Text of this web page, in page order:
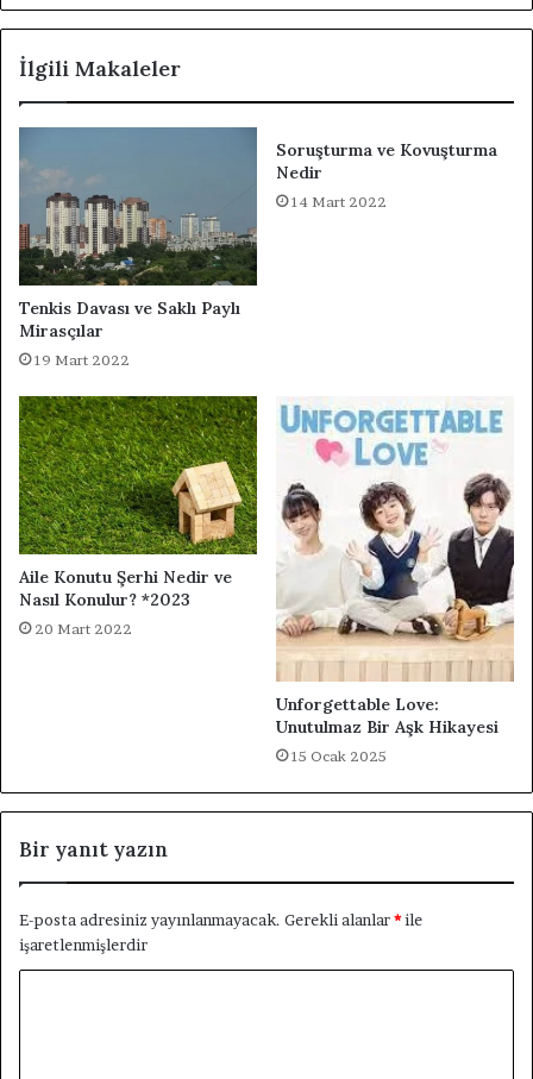
İlgili Makaleler
Tenkis Davası ve Saklı Paylı
Mirasçılar
19 Mart 2022
Soruşturma ve Kovuşturma
Nedir
14 Mart 2022
Aile Konutu Şerhi Nedir ve
Nasıl Konulur? *2023
20 Mart 2022
Unforgettable Love:
Unutulmaz Bir Aşk Hikayesi
15 Ocak 2025
Bir yanıt yazın
E-posta adresiniz yayınlanmayacak. Gerekli alanlar*ile
işaretlenmişlerdir